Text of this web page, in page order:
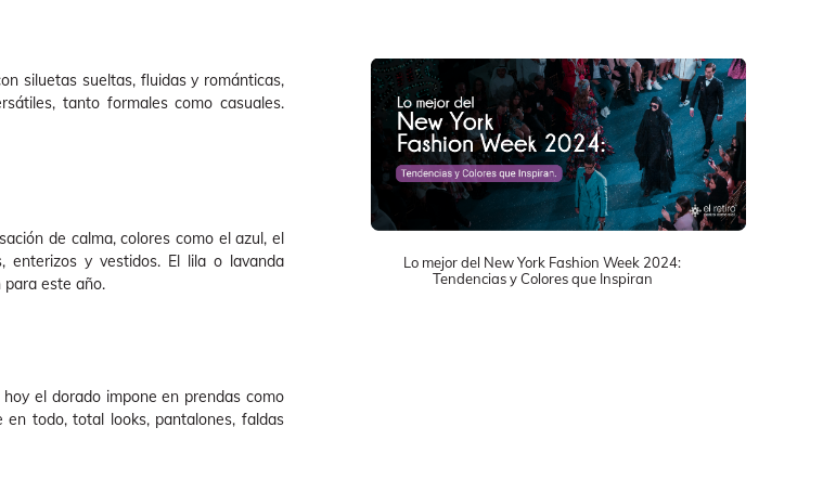
siluetas sueltas, fluidas y románticas,
tanto formales como casuales.
de calma, colores como el azul, el
enterizos y vestidos. El lila o lavanda
este año.
el dorado impone en prendas como
todo, total looks, pantalones, faldas
Lo mejor del New York Fashion Week 2024:
Tendencias y Colores que Inspiran